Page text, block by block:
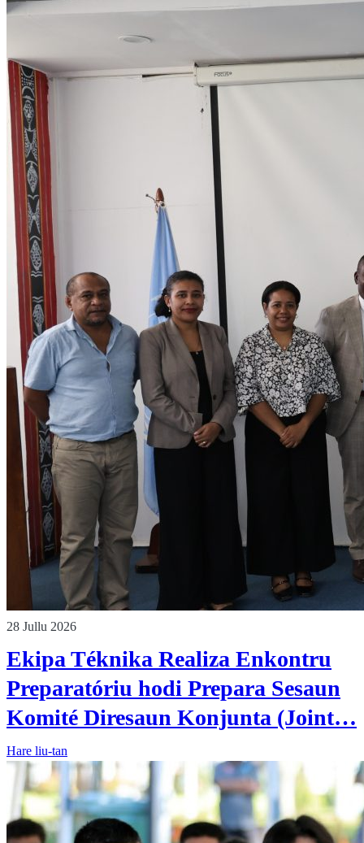
28 Jullu 2026
Ekipa Téknika Realiza Enkontru
Preparatóriu hodi Prepara Sesaun
Komité Diresaun Konjunta (Joint…
Hare liu-tan